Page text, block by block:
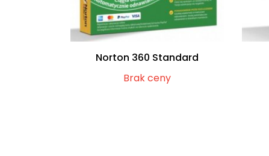
Norton 360 Standard
Brak ceny